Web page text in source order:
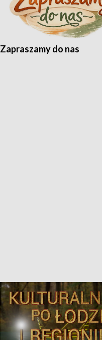
Zapraszamy do nas